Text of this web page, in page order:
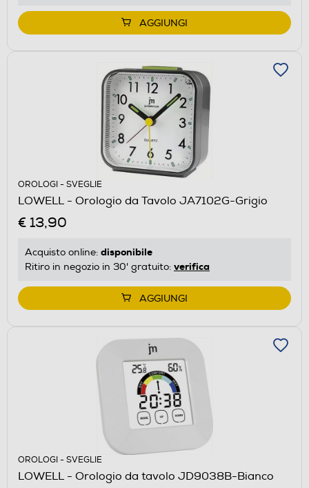
AGGIUNGI
OROLOGI - SVEGLIE
LOWELL - Orologio da Tavolo JA7102G-Grigio
€ 13,90
Acquisto online: disponibile
Ritiro in negozio in 30' gratuito: verifica
AGGIUNGI
OROLOGI - SVEGLIE
LOWELL - Orologio da tavolo JD9038B-Bianco